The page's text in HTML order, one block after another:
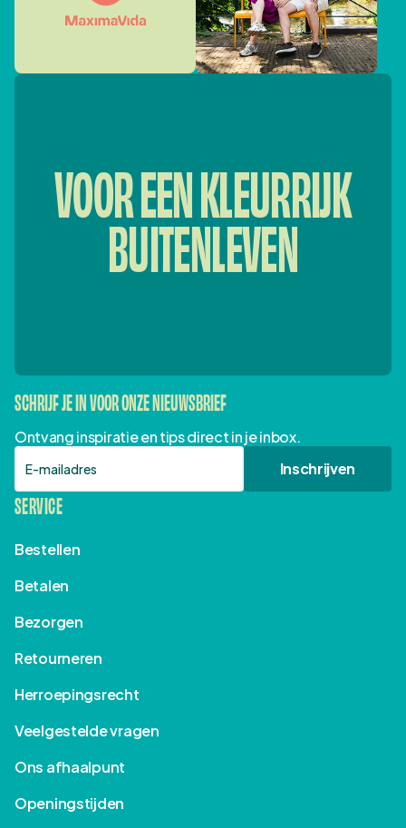
VOOR EEN KLEURRIJK
BUITENLEVEN
SCHRIJF JE IN VOOR ONZE NIEUWSBRIEF
Ontvang inspiratie en tips direct in je inbox.
E-mailadres
Inschrijven
SERVICE
Bestellen
Betalen
Bezorgen
Retourneren
Herroepingsrecht
Veelgestelde vragen
Ons afhaalpunt
Openingstijden